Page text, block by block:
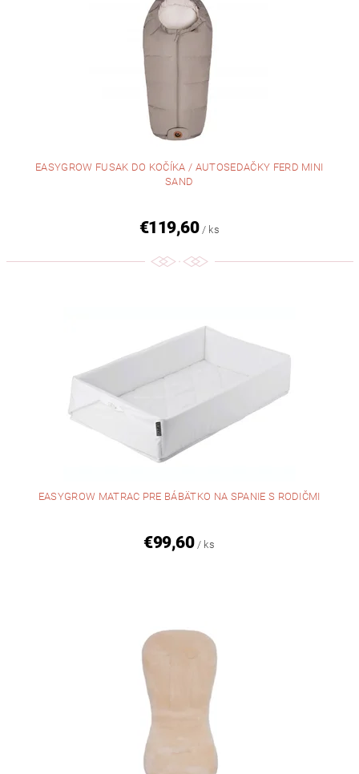
EASYGROW FUSAK DO KOČÍKA / AUTOSEDAČKY FERD MINI
SAND
€119,60 / ks
EASYGROW MATRAC PRE BÁBÄTKO NA SPANIE S RODIČMI
€99,60 / ks